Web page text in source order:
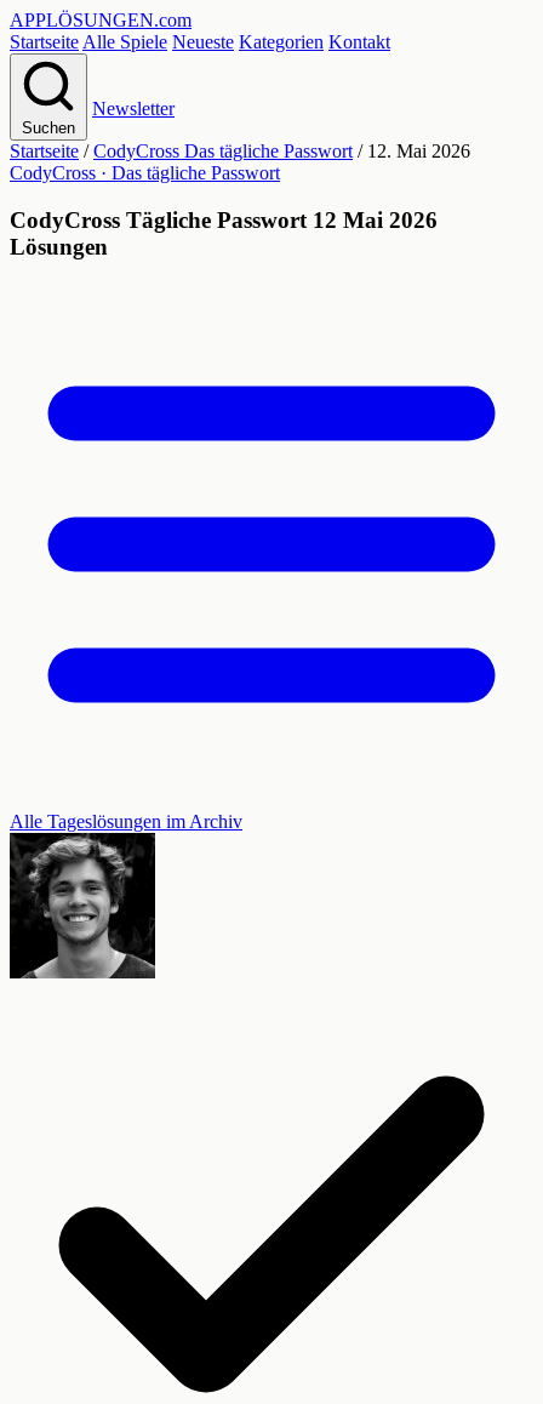
APPLÖSUNGEN.com
Startseite Alle Spiele Neueste Kategorien Kontakt
Suchen
Newsletter
Startseite / CodyCross Das tägliche Passwort / 12. Mai 2026
CodyCross · Das tägliche Passwort
CodyCross Tägliche Passwort 12 Mai 2026
Lösungen
Alle Tageslösungen im Archiv